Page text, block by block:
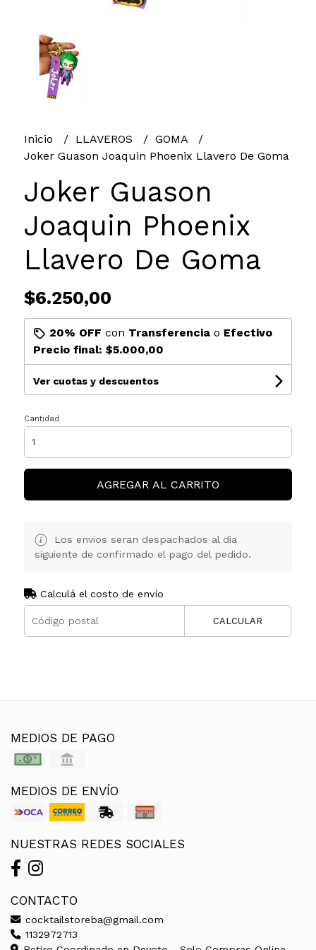
Inicio LLAVEROS
GOMA
Joker Guason Joaquin Phoenix Llavero De Goma
Joker Guason
Joaquin Phoenix
Llavero De Goma
$6.250,00
20% OFF con Transferenciao Efectivo
Precio final: $5.000,00
Ver cuotas y descuentos
Cantidad
AGREGAR AL CARRITO
Los envios seran despachados al dia
siguiente de confirmado el pago del pedido.
Calculá el costo de envío
CALCULAR
MEDIOS DE PAGO
MEDIOS DE ENVÍO
NUESTRAS REDES SOCIALES
CONTACTO
cocktailstoreba@gmail.com
1132972713